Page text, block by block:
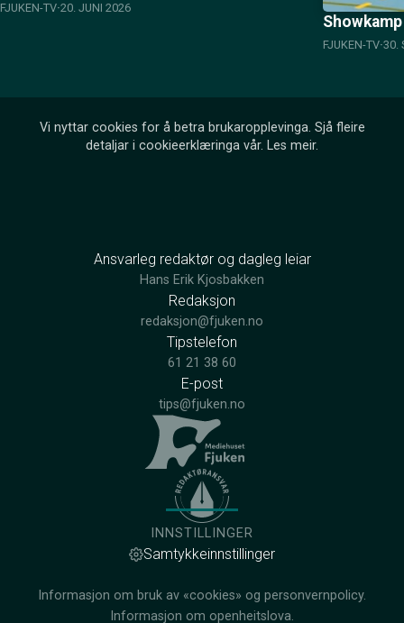
FJUKEN-TV 20. JUNI 2026
FJUKEN-TV 30.
Vi nyttar cookies for å betra brukaropplevinga. Sjå fleire
detaljar i cookieerklæringa vår. Les meir.
Ansvarleg redaktør og dagleg leiar
Hans Erik Kjosbakken
Redaksjon
redaksjon@fjuken.no
Tipstelefon
61 21 38 60
E-post
tips@fjuken.no
INNSTILLINGER
Samtykkeinnstillinger
Informasjon om bruk av «cookies» og personvernpolicy.
Informasjon om openheitslova.